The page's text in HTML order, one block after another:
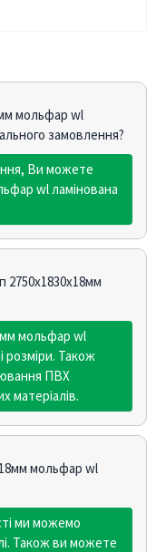
мольфар wl
замовлення?
Ви можете
wl ламінована
2750х1830х18мм
мольфар wl
розміри. Також
ПВХ
матеріалів.
мольфар wl
ми можемо
Також ви можете